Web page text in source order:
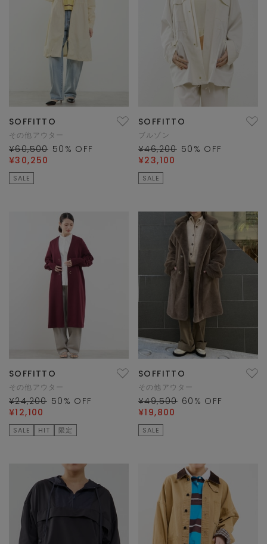
SOFFITTO
その他アウター
¥60,500 50 % OFF
¥30,250
SALE
SOFFITTO
ブルゾン
¥46,200 50 % OFF
¥23,100
SALE
SOFFITTO
その他アウター
¥24,200 50 % OFF
¥12,100
SALE HIT 限定
SOFFITTO
その他アウター
¥49,500 60 % OFF
¥19,800
SALE